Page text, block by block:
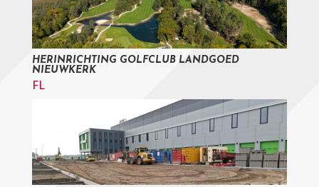
HERINRICHTING GOLFCLUB LANDGOED
NIEUWKERK
FL